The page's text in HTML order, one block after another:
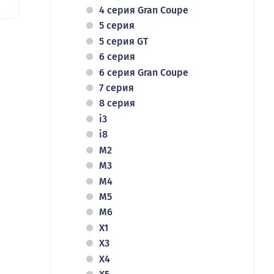
4 серия Gran Coupe
5 серия
5 серия GT
6 серия
6 серия Gran Coupe
7 серия
8 серия
i3
i8
M2
M3
M4
M5
M6
X1
X3
X4